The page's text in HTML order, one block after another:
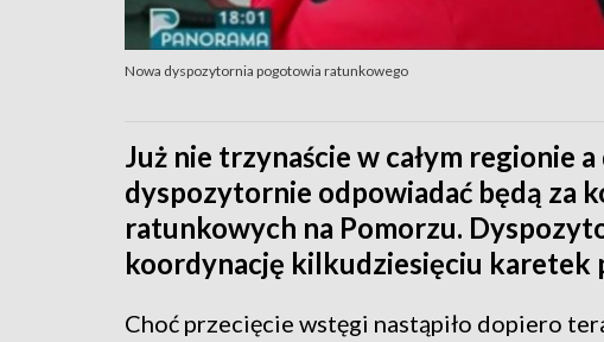
Nowa dyspozytornia pogotowia ratunkowego
Już nie trzynaście w całym regionie
dyspozytornie odpowiadać będą za
ratunkowych na Pomorzu.
koordynację kilkudziesięciu
Choć przecięcie wstęgi nastąpiło dopiero